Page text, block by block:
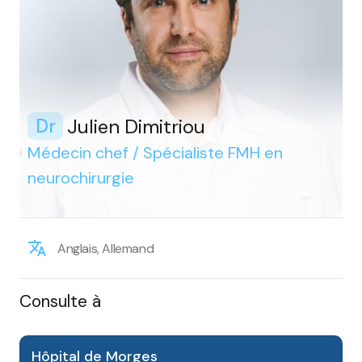
Dr Julien Dimitriou
Médecin chef / Spécialiste FMH en
neurochirurgie
Anglais, Allemand
Consulte à
Hôpital de Morges